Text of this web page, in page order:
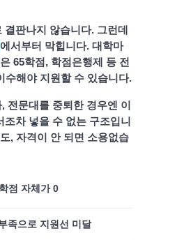
판나지 않습니다. 그런데
에서부터 막힙니다. 대학마
65학점, 학점은행제 등 전
수해야 지원할 수 있습니다.
전문대를 중퇴한 경우엔 이
조차 넣을 수 없는 구조입니
, 자격이 안 되면 소용없습
점 자체가 0
족으로 지원선 미달